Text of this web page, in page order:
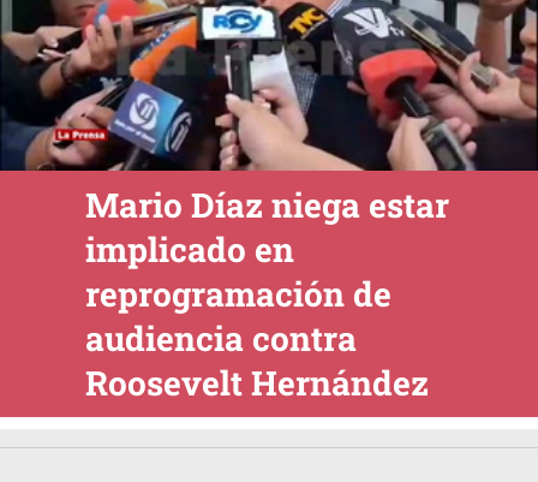
Mario Díaz niega estar
implicado en
reprogramación de
audiencia contra
Roosevelt Hernández